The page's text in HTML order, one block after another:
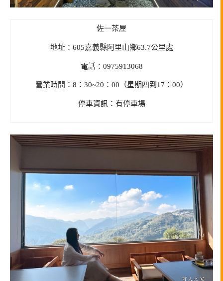
佐一茶屋
地址：605嘉義縣阿里山鄉63.7公里處
電話：0975913068
營業時間：8：30~20：00（星期四到17：00）
停車資訊：有停車場